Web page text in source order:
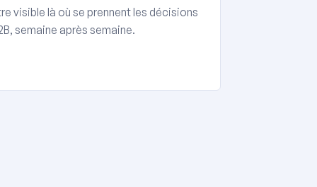
visible là où se prennent les décisions
semaine après semaine.